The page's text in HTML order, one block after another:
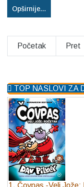
Opširnije...
Početak Pret
TOP NASLOVI ZA
1. Čovpas -Veli Jože: